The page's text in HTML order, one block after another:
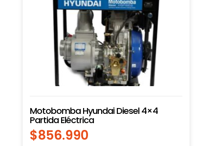
Motobomba Hyundai Diesel 4×4
Partida Eléctrica
$856.990